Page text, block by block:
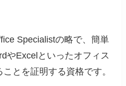
Specialistの略で、簡単
やExcelといったオフィス
とを証明する資格です。